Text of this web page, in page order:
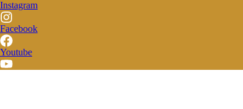
Instagram
Facebook
Youtube